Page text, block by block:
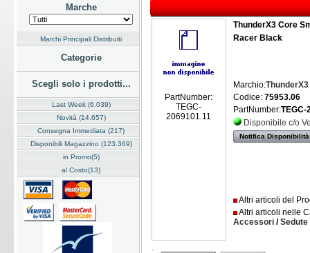
Marche
Marchi Principali Distribuiti
Categorie
Scegli solo i prodotti...
Last Week (6.039)
Novità (14.657)
Consegna Immediata (217)
Disponibili Magazzino (123.369)
in Promo(5)
al Costo(13)
PartNumber:
TEGC-
2069101.11
ThunderX3 Core
Racer Black
Marchio:ThunderX3
Codice:75953.06
PartNumber:TEGC-
Disponibile c/o
Notifica Disponibilità
Altri articoli del
Altri articoli nelle
Accessori/Sedute